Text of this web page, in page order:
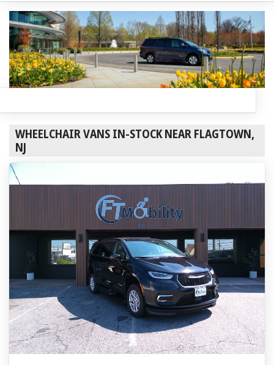
WHEELCHAIR VANS IN-STOCK NEAR FLAGTOWN,
NJ